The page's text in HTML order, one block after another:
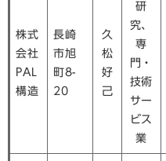
株式
会社
PAL
構造
長崎
市旭
町8-
20
久
松
好
己
研
究、
専
門・
技術
サー
ビス
業